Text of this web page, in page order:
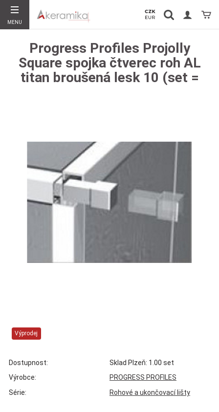
MENU
Vyhledávání Košík
Progress Profiles Projolly
Square spojka čtverec roh AL
titan broušená lesk 10 (set =
Výprodej
Dostupnost:
Sklad Plzeň: 1.00 set
Výrobce:
PROGRESS PROFILES
Série:
Rohové a ukončovací lišty